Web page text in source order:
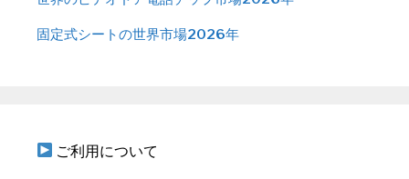
固定式シートの世界市場2026年
ご利用について